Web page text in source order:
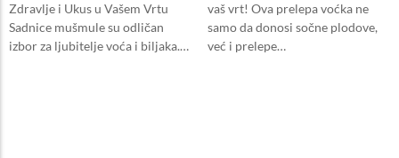
Zdravlje i Ukus u Vašem Vrtu
Sadnice mušmule su odličan
izbor za ljubitelje voća i biljaka.…
vaš vrt! Ova prelepa voćka ne
samo da donosi sočne plodove,
već i prelepe…